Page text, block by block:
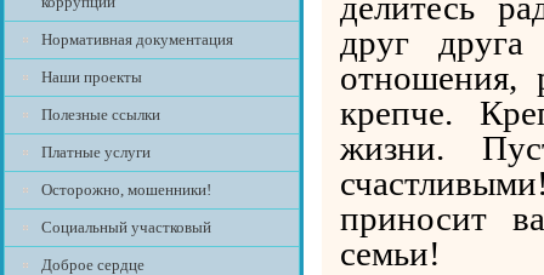
Нормативная документация
Наши проекты
Полезные ссылки
Платные услуги
Осторожно, мошенники!
Социальный участковый
Доброе сердце
друг
отношения,
крепче.
жизни.
приносит
семьи!